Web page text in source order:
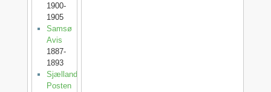
1900-
1905
Samsø
Avis
1887-
1893
Sjællands-
Posten